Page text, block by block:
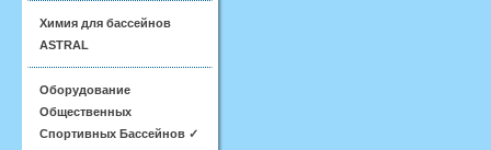
Химия для бассейнов
ASTRAL
Оборудование
Общественных
Спортивных Бассейнов ✓